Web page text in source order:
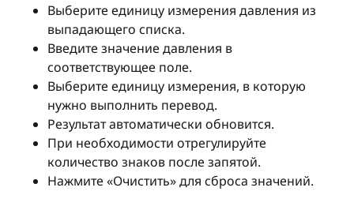
Выберите единицу измерения давления из
выпадающего списка.
Введите значение давления в
соответствующее поле.
Выберите единицу измерения, в которую
нужно выполнить перевод.
Результат автоматически обновится.
При необходимости отрегулируйте
количество знаков после запятой.
Нажмите «Очистить» для сброса значений.